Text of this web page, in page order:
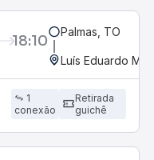
18:10 Palmas, TO
Luís Eduardo
1
conexão
Retirada
guichê